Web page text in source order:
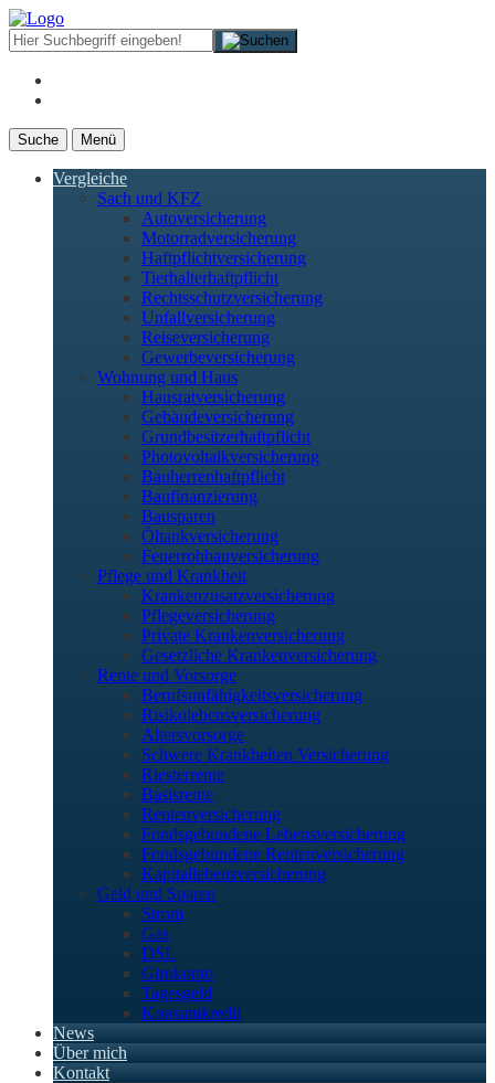
Suche Menü
Vergleiche
Sach und KFZ
Autoversicherung
Motorradversicherung
Haftpflichtversicherung
Tierhalterhaftpflicht
Rechtsschutzversicherung
Unfallversicherung
Reiseversicherung
Gewerbeversicherung
Wohnung und Haus
Hausratversicherung
Gebäudeversicherung
Grundbesitzerhaftpflicht
Photovoltaikversicherung
Bauherrenhaftpflicht
Baufinanzierung
Bausparen
Öltankversicherung
Feuerrohbauversicherung
Pflege und Krankheit
Krankenzusatzversicherung
Pflegeversicherung
Private Krankenversicherung
Gesetzliche Krankenversicherung
Rente und Vorsorge
Berufs­unfähigkeitsversicherung
Risikolebensversicherung
Altersvorsorge
Schwere Krankheiten Versicherung
Riesterrente
Basisrente
Rentenversicherung
Fondsgebundene Lebensversicherung
Fondsgebundene Rentenversicherung
Kapitallebensversicherung
Geld und Sparen
Strom
Gas
DSL
Girokonto
Tagesgeld
Konsumkredit
News
Über mich
Kontakt